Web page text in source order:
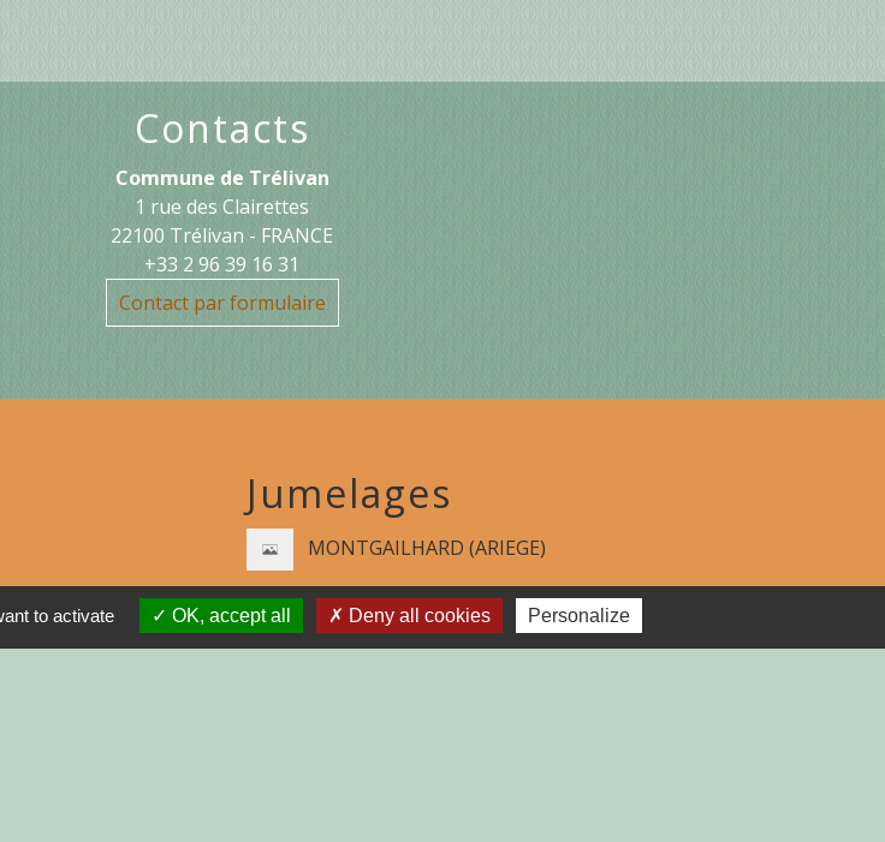
Contacts
Commune de Trélivan
1 rue des Clairettes
22100 Trélivan - FRANCE
+33 2 96 39 16 31
Contact par formulaire
Jumelages
MONTGAILHARD (ARIEGE)
to activate OK, accept all Deny all cookies Personalize